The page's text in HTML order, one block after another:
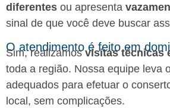
diferentes ou apresenta
sinal de que você deve buscar
O atendimento é feito em
Sim, realizamosvisitas técnicas
toda a região. Nossa equipe leva
adequados para efetuar o
local, sem complicações.